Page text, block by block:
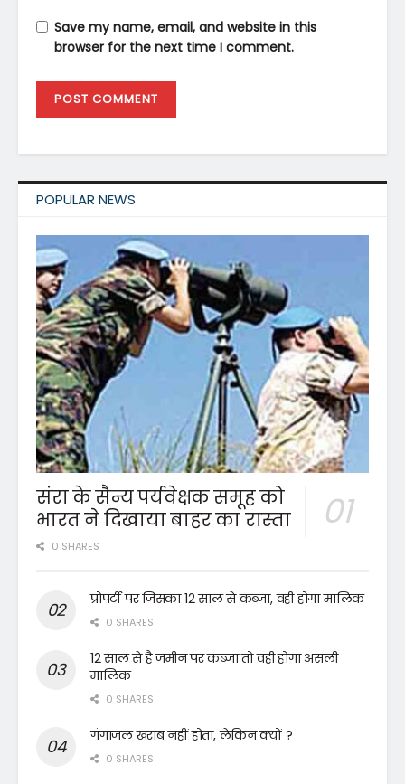
Save my name, email, and website in this
browser for the next time I comment.
POPULAR NEWS
संरा के सैन्य पर्यवेक्षक समूह को
भारत ने दिखाया बाहर का रास्ता
0 SHARES
प्रोपर्टी पर जिसका 12 साल से कब्जा, वही होगा मालिक
0 SHARES
12 साल से है जमीन पर कब्जा तो वही होगा असली
मालिक
0 SHARES
गंगाजल खराब नहीं होता, लेकिन क्यों ?
0 SHARES